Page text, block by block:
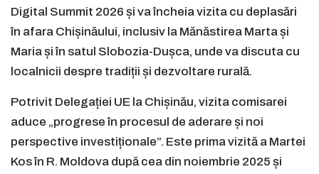
Digital Summit 2026 și va încheia vizita cu deplasări
în afara Chișinăului, inclusiv la Mănăstirea Marta și
Maria și în satul Slobozia-Dușca, unde va discuta cu
localnicii despre tradiții și dezvoltare rurală.
Potrivit Delegației UE la Chișinău, vizita comisarei
aduce „progrese în procesul de aderare și noi
perspective investiționale”. Este prima vizită a Martei
Kos în R. Moldova după cea din noiembrie 2025 și